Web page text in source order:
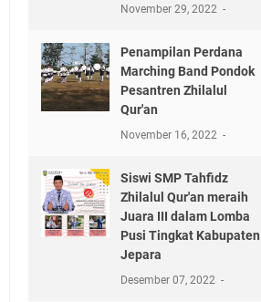
November 29, 2022
Penampilan Perdana
Marching Band Pondok
Pesantren Zhilalul
Qur'an
November 16, 2022
Siswi SMP Tahfidz
Zhilalul Qur'an meraih
Juara III dalam Lomba
Pusi Tingkat Kabupaten
Jepara
Desember 07, 2022